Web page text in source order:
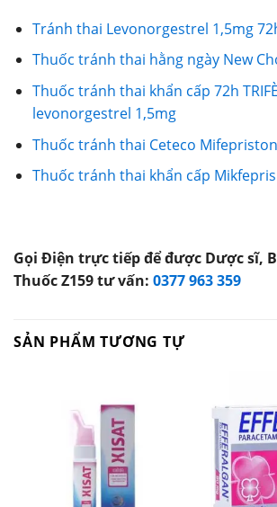
Tránh thai Levonorgestrel 1,5mg
Thuốc tránh thai hằng ngày New
Thuốc tránh thai khẩn cấp 72h
levonorgestrel 1,5mg
Thuốc tránh thai Ceteco Mifepriston
Thuốc tránh thai khẩn cấp
Gọi Điện trực tiếp để được Dược sĩ,
Thuốc Z159 tư vấn: 0377 963 359
SẢN PHẨM TƯƠNG TỰ